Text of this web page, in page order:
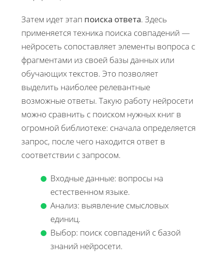
Затем идет этап поиска ответа. Здесь
применяется техника поиска совпадений —
нейросеть сопоставляет элементы вопроса с
фрагментами из своей базы данных или
обучающих текстов. Это позволяет
выделить наиболее релевантные
возможные ответы. Такую работу нейросети
можно сравнить с поиском нужных книг в
огромной библиотеке: сначала определяется
запрос, после чего находится ответ в
соответствии с запросом.
Входные данные: вопросы на
естественном языке.
Анализ: выявление смысловых
единиц.
Выбор: поиск совпадений с базой
знаний нейросети.